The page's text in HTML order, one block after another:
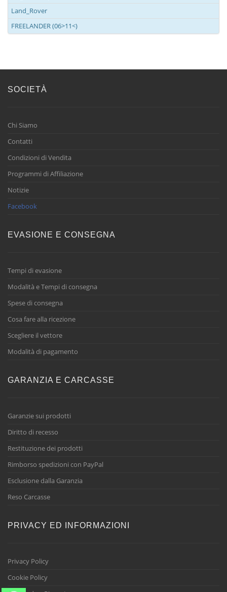
Land_Rover
FREELANDER (06>11<)
SOCIETÀ
Chi Siamo
Contatti
Condizioni di Vendita
Programmi di Affiliazione
Notizie
Facebook
EVASIONE E CONSEGNA
Tempi di evasione
Modalità e Tempi di consegna
Spese di consegna
Cosa fare alla ricezione
Scegliere il vettore
Modalità di pagamento
GARANZIA E CARCASSE
Garanzie sui prodotti
Diritto di recesso
Restituzione dei prodotti
Rimborso spedizioni con PayPal
Esclusione dalla Garanzia
Reso Carcasse
PRIVACY ED INFORMAZIONI
Privacy Policy
Cookie Policy